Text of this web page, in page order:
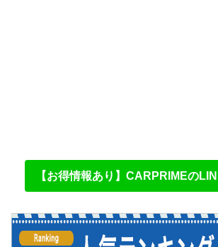
【お得情報あり】CARPRIMEの